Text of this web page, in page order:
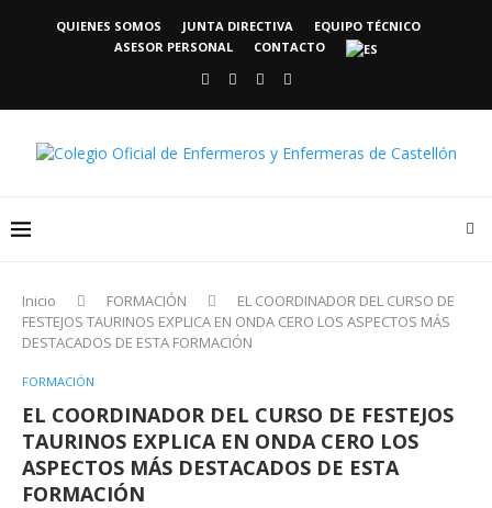
QUIENES SOMOS JUNTA DIRECTIVA
EQUIPO TÉCNICO
ASESOR PERSONAL
CONTACTO
Inicio FORMACIÓN
EL COORDINADOR DEL CURSO DE
FESTEJOS TAURINOS EXPLICA EN ONDA CERO LOS ASPECTOS MÁS
DESTACADOS DE ESTA FORMACIÓN
FORMACIÓN
EL COORDINADOR DEL CURSO DE FESTEJOS
TAURINOS EXPLICA EN ONDA CERO LOS
ASPECTOS MÁS DESTACADOS DE ESTA
FORMACIÓN